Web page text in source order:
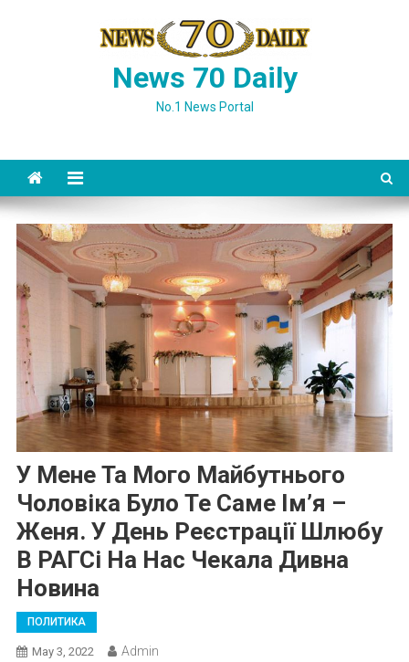
News 70 Daily
No.1 News Portal
У Мене Та Мого Майбутнього
Чоловіка Було Те Саме Ім’я –
Женя. У День Реєстрації Шлюбу
В РАГСі На Нас Чекала Дивна
Новина
ПОЛИТИКА
May 3, 2022 Admin